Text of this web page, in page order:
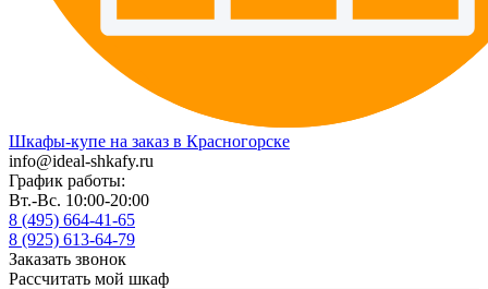
Шкафы-купе на заказ в Красногорске
info@ideal-shkafy.ru
График работы:
Вт.-Вс. 10:00-20:00
8 (495) 664-41-65
8 (925) 613-64-79
Заказать звонок
Рассчитать мой шкаф